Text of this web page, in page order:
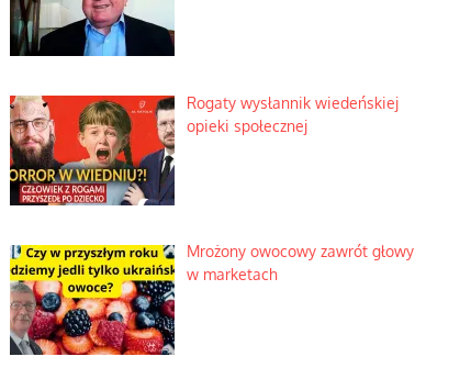
Rogaty wysłannik wiedeńskiej
opieki społecznej
Mrożony owocowy zawrót głowy
w marketach